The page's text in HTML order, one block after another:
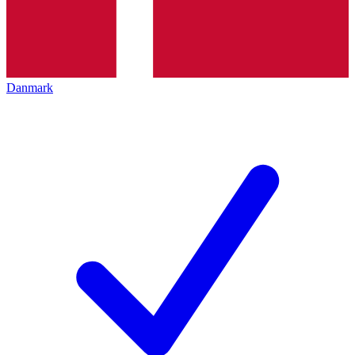
Danmark